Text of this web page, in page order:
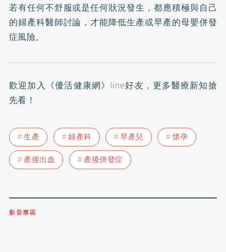
若有任何不舒服或是任何狀況發生，都應積極與自己
的婦產科醫師討論，才能降低生產或早產的母嬰併發
症風險。
歡迎加入 《優活健康網》line好友 ，更多醫療新知搶
先看！
生產 婦產科 早產兒
懷孕
產後出血
產後併發症
影音專區